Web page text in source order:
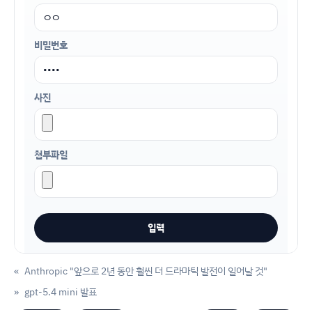
비밀번호
사진
첨부파일
« Anthropic "앞으로 2년 동안 훨씬 더 드라마틱 발전이 일어날 것"
gpt-5.4 mini 발표
»